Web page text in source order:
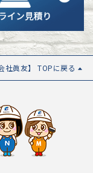
社眞友】 TOPに戻る